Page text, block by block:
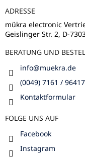
ADRESSE
mükra electronic
Geislinger Str. 2, D-
BERATUNG UND
info@muekra.de
(0049) 7161 /
Kontaktformular
FOLGE UNS AUF
Facebook
Instagram